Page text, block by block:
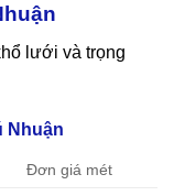
lưới và trọng
Nhuận
Đơn giá mét